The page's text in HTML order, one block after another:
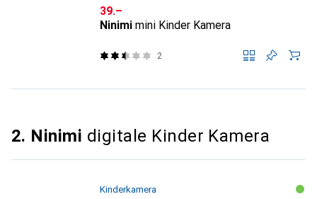
CHF
39.–
Ninimi mini Kinder Kamera
2
2. Ninimi digitale Kinder Kamera
Kinderkamera